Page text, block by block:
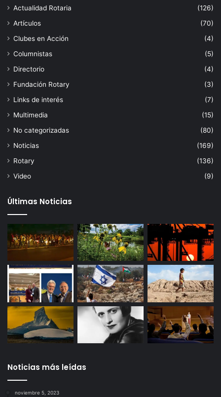
Actualidad Rotaria
(126)
Artículos
(70)
Clubes en Acción
(4)
Columnistas
(5)
Directorio
(4)
Fundación Rotary
(3)
Links de interés
(7)
Multimedia
(15)
No categorizadas
(80)
Noticias
(169)
Rotary
(136)
Video
(9)
Últimas Noticias
Noticias más leídas
noviembre 5, 2023